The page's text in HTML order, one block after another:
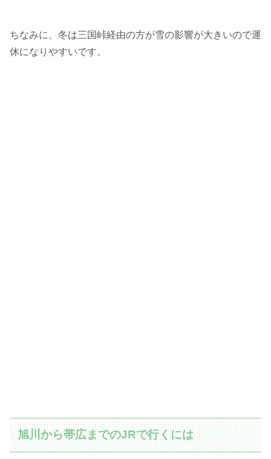
ちなみに、冬は三国峠経由の方が雪の影響が大きいので運
休になりやすいです。
旭川から帯広までのJRで行くには